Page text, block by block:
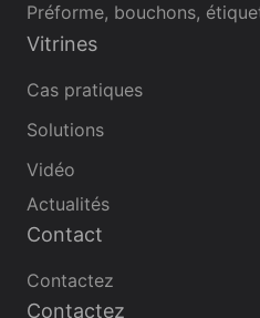
Préforme, bouchons,
Vitrines
Cas pratiques
Solutions
Vidéo
Actualités
Contact
Contactez
Contactez